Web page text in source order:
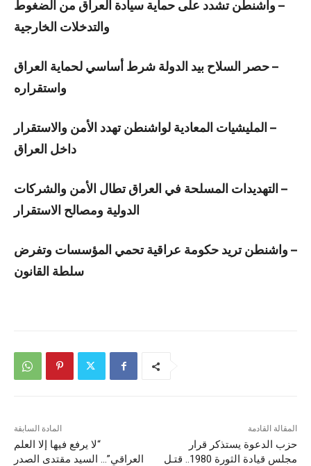
– واشنطن تشدد على حماية سيادة العراق من الضغوط
والتدخلات الخارجية
– حصر السلاح بيد الدولة شرط أساسي لحماية العراق
واستقراره
– المليشيات المعادية لواشنطن تهدد الأمن والاستقرار
داخل العراق
– التهديدات المسلحة في العراق تطال الأمن والشركات
الدولية ومصالح الاستقرار
– واشنطن تريد حكومة عراقية تحمي المؤسسات وتفرض
سلطة القانون
المادة السابقة
“لا يرفع فيها إلا العلم
العراقي”… السيد مقتدى الصدر
المقالة القادمة
حزب الدعوة يستذكر قرار
مجلس قيادة الثورة 1980.. قتـل